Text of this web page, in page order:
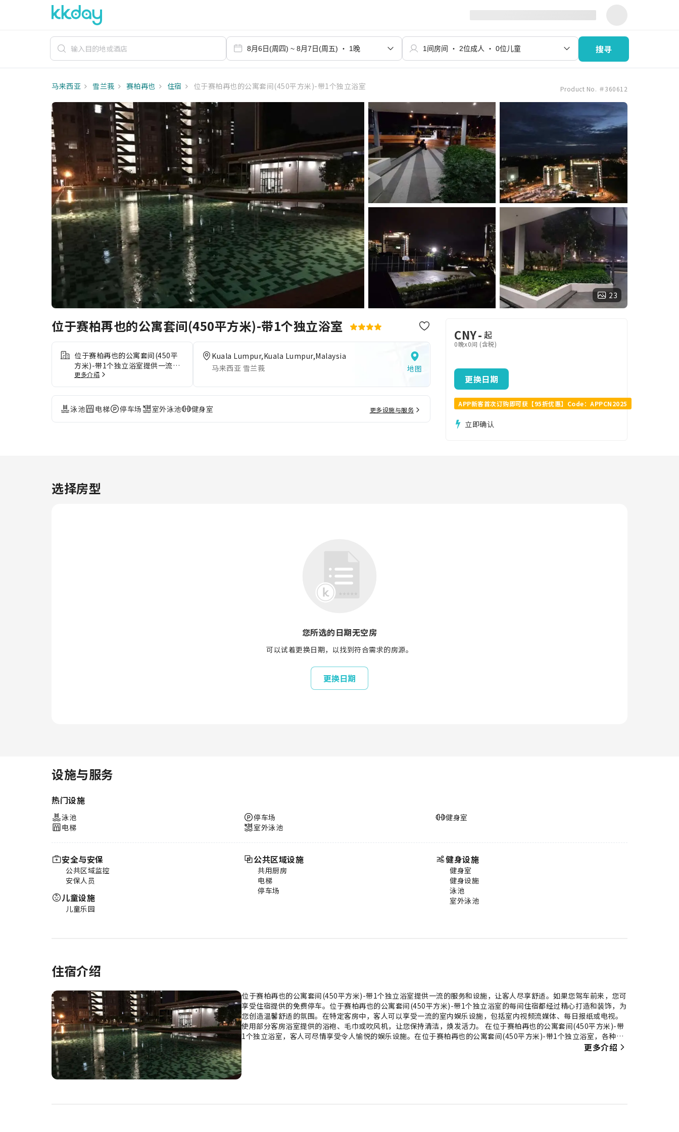
搜寻
马来西亚 雪兰莪 赛柏再也 住宿 位于赛柏再也的公寓套间(450平方米)-带1个独立浴室 Product No. ＃360612
23
位于赛柏再也的公寓套间(450平方米)-带1个独立浴室
位于赛柏再也的公寓套间(450平
方米)-带1个独立浴室提供一流的
服务和设施，让客人尽享舒适。如
果您驾车前来，您可享受住宿提供
的免费停车。位于赛柏再也的公寓
套间(450平方米)-带1个独立浴室
的每间住宿都经过精心打造和装
在位于赛柏再也的公寓套间(450
平方米)-带1个独立浴室，客人可
更多介绍
Kuala Lumpur,Kuala Lumpur,Malaysia
马来西亚 雪兰莪
地图
泳池 电梯 停车场 室外泳池 健身室 更多设施与服务
CNY- 起
0晚x0间 (含税)
更换日期
APP新客首次订购即可获【95折优惠】Code：APPCN2025
立即确认
选择房型
您所选的日期无空房
可以试着更换日期，以找到符合需求的房源。
更换日期
设施与服务
热门设施
泳池
电梯
停车场
室外泳池
健身室
安全与安保
公共区域监控
安保人员
儿童设施
儿童乐园
公共区域设施
共用厨房
电梯
停车场
健身设施
健身室
健身设施
泳池
室外泳池
住宿介绍
位于赛柏再也的公寓套间(450平方米)-带1个独立浴室提供一流的服务和设施，让客人尽享舒适。如果您驾车前来，您可
享受住宿提供的免费停车。位于赛柏再也的公寓套间(450平方米)-带1个独立浴室的每间住宿都经过精心打造和装饰，为
您创造温馨舒适的氛围。在特定客房中，客人可以享受一流的室内娱乐设施，包括室内视频流媒体、每日报纸或电视。
使用部分客房浴室提供的浴袍、毛巾或吹风机，让您保持清洁，焕发活力。 在位于赛柏再也的公寓套间(450平方米)-带
1个独立浴室，客人可尽情享受令人愉悦的娱乐设施。在位于赛柏再也的公寓套间(450平方米)-带1个独立浴室，各种便
利设施保证您在住宿期间获得充实的体验。您可以尽情跳入泳池享受游泳乐趣，拥有难忘假期。 喜欢在度假时保持健身
更多介绍